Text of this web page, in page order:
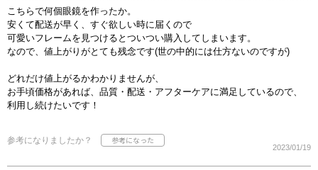
こちらで何個眼鏡を作ったか。
安くて配送が早く、すぐ欲しい時に届くので
可愛いフレームを見つけるとついつい購入してしまいます。
なので、値上がりがとても残念です(世の中的には仕方ないのですが)
どれだけ値上がるかわかりませんが、
お手頃価格があれば、品質・配送・アフターケアに満足しているので、
利用し続けたいです！
参考になりましたか？
2023/01/19